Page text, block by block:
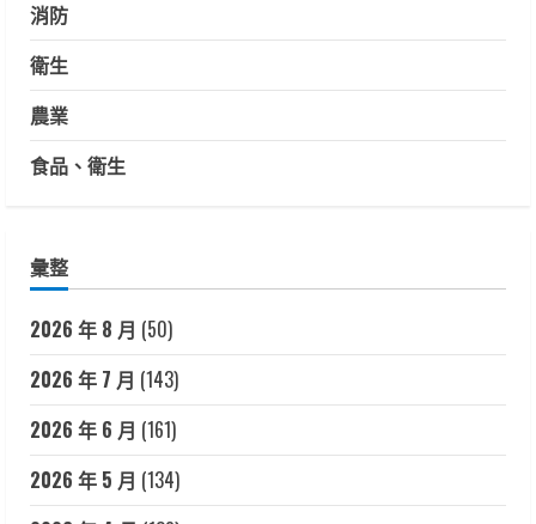
消防
衛生
農業
食品、衛生
彙整
2026 年 8 月 (50)
2026 年 7 月 (143)
2026 年 6 月 (161)
2026 年 5 月 (134)